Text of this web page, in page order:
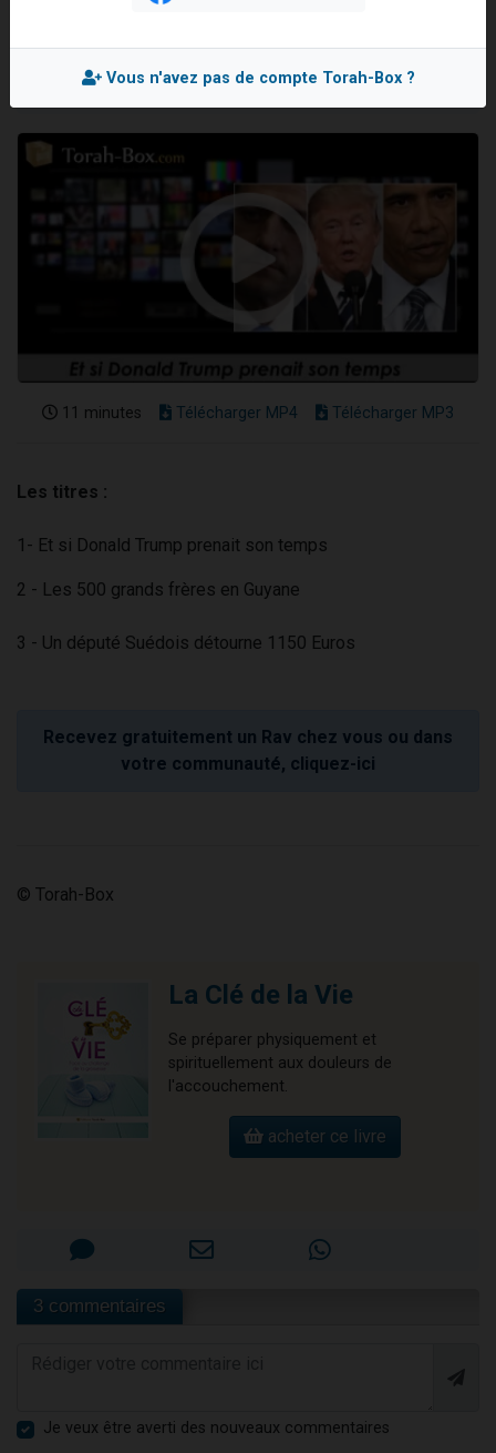
3 personnes viennent de nous rejoindre sur WhatsApp
Yossef NABETH
11 minutes Télécharger MP4 Télécharger MP3
Les titres :
1- Et si Donald Trump prenait son temps
2 - Les 500 grands frères en Guyane
3 - Un député Suédois détourne 1150 Euros
Recevez gratuitement un Rav chez vous ou dans
votre communauté, cliquez-ici
© Torah-Box
La Clé de la Vie
Se préparer physiquement et
spirituellement aux douleurs de
l'accouchement.
acheter ce livre
3 commentaires
Je veux être averti des nouveaux commentaires
Vous n'avez pas de compte Torah-Box ?